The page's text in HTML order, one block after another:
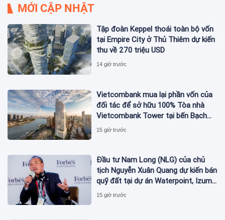
MỚI CẬP NHẬT
Tập đoàn Keppel thoái toàn bộ vốn
tại Empire City ở Thủ Thiêm dự kiến
thu về 270 triệu USD
14 giờ trước
Vietcombank mua lại phần vốn của
đối tác để sở hữu 100% Tòa nhà
Vietcombank Tower tại bến Bạch
Đằng
15 giờ trước
Đầu tư Nam Long (NLG) của chủ
tịch Nguyễn Xuân Quang dự kiến bán
quỹ đất tại dự án Waterpoint, Izumi
City
15 giờ trước